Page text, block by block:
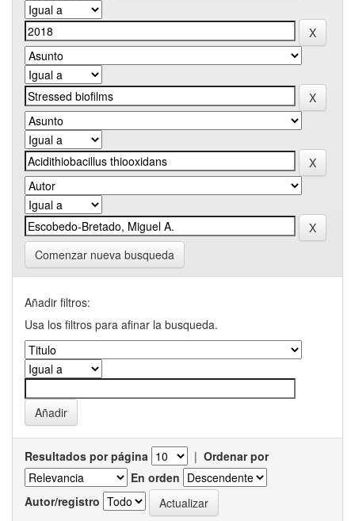
Comenzar nueva busqueda
Añadir filtros:
Usa los filtros para afinar la busqueda.
Resultados por página | Ordenar por
En orden
Autor/registro